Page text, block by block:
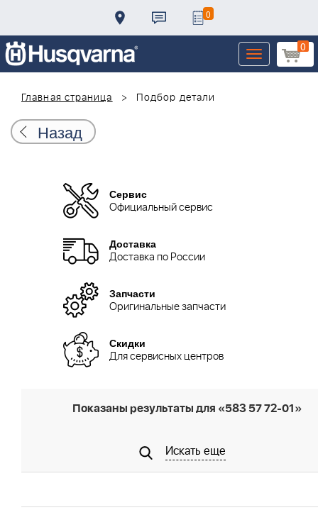
0
0
Toggle
navigation
Главная страница
Подбор детали
Назад
Сервис
Официальный сервис
Доставка
Доставка по России
Запчасти
Оригинальные запчасти
Скидки
Для сервисных центров
Показаны результаты для «583 57 72-01»
Искать еще